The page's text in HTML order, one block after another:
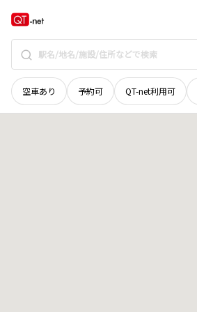
空車あり 予約可 QT-net利用可
秋田県